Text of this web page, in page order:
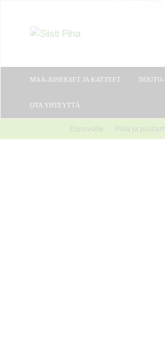
MAA-AINEKSET JA KATTEET
OTA YHTEYTTÄ
Etusivulle Piha ja